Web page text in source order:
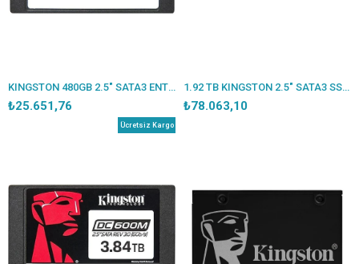
KINGSTON 480GB 2.5" SATA3 ENTERPRISE 560/470MBS SEDC600M/480G
₺25.651,76
1.92 TB KINGSTON 2.5" SATA3 SSD 560/530MBS SEDC600M/1920G
₺78.063,10
Ücretsiz Kargo